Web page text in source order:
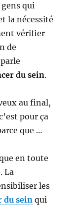
qui
la nécessité
vérifier
de
du sein.
au final,
pour ça
que …
en toute
. La
les
du sein qui